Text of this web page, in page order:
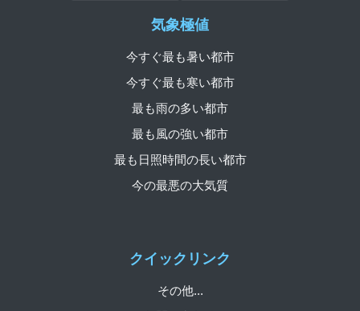
クイックリンク
その他...
気象極値
今すぐ最も暑い都市
今すぐ最も寒い都市
最も雨の多い都市
最も風の強い都市
最も日照時間の長い都市
今の最悪の大気質